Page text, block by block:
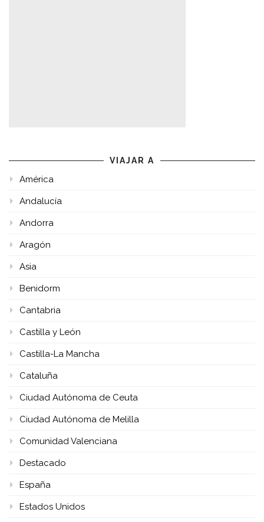
VIAJAR A
América
Andalucía
Andorra
Aragón
Asia
Benidorm
Cantabria
Castilla y León
Castilla-La Mancha
Cataluña
Ciudad Autónoma de Ceuta
Ciudad Autónoma de Melilla
Comunidad Valenciana
Destacado
España
Estados Unidos